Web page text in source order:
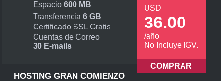
USD
36.00
/año
No Incluye IGV.
COMPRAR
Espacio 600 MB
Transferencia 6 GB
Certificado SSL Gratis
Cuentas de Correo
30 E-mails
HOSTING GRAN COMIENZO